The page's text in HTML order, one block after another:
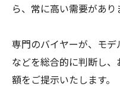
ら、常に高い需要があり
専門のバイヤーが、モ
などを総合的に判断し
額をご提示いたします。